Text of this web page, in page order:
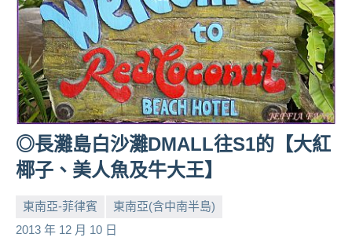
◎長灘島白沙灘DMALL往S1的【大紅
椰子、美人魚及牛大王】
東南亞-菲律賓
東南亞(含中南半島)
2013 年 12 月 10 日
小
No